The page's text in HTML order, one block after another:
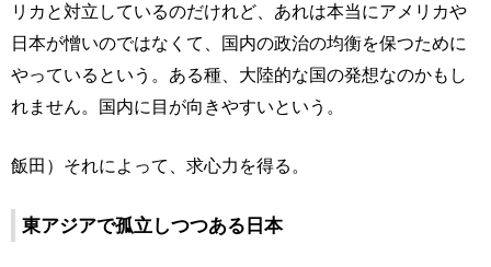
リカと対立しているのだけれど、あれは本当にアメリカや
日本が憎いのではなくて、国内の政治の均衡を保つために
やっているという。ある種、大陸的な国の発想なのかもし
れません。国内に目が向きやすいという。
飯田）それによって、求心力を得る。
東アジアで孤立しつつある日本